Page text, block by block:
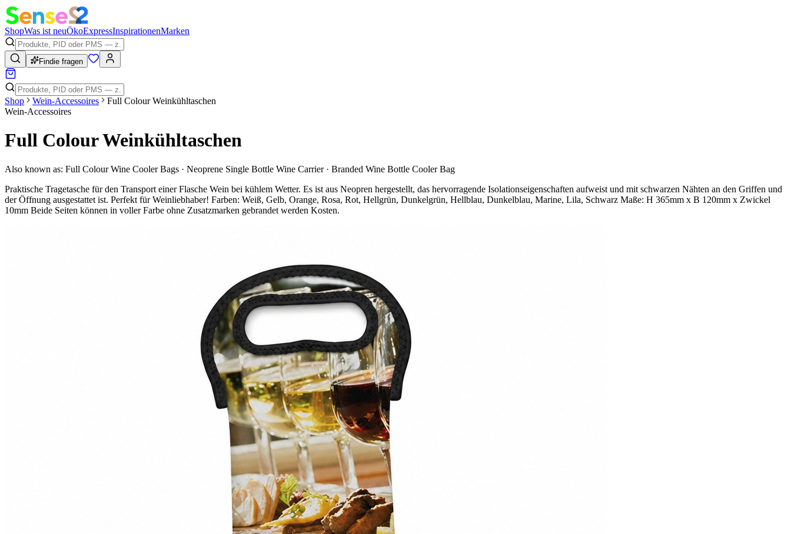
ShopWas ist neuÖkoExpressInspirationenMarken
Findie fragen
Shop Wein-Accessoires
Full Colour Weinkühltaschen
Wein-Accessoires
Full Colour Weinkühltaschen
Also known as: Full Colour Wine Cooler Bags · Neoprene Single Bottle Wine Carrier · Branded Wine Bottle Cooler Bag
Praktische Tragetasche für den Transport einer Flasche Wein bei kühlem Wetter. Es ist aus Neopren hergestellt, das hervorragende Isolationseigenschaften aufweist und mit schwarzen Nähten an den Griffen und
der Öffnung ausgestattet ist. Perfekt für Weinliebhaber! Farben: Weiß, Gelb, Orange, Rosa, Rot, Hellgrün, Dunkelgrün, Hellblau, Dunkelblau, Marine, Lila, Schwarz Maße: H 365mm x B 120mm x Zwickel
10mm Beide Seiten können in voller Farbe ohne Zusatzmarken gebrandet werden Kosten.